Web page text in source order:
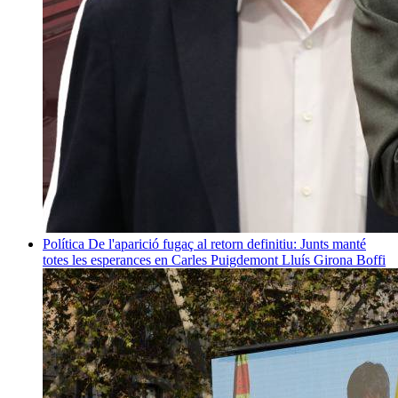
Política De l'aparició fugaç al retorn definitiu: Junts manté
totes les esperances en Carles Puigdemont Lluís Girona Boffi